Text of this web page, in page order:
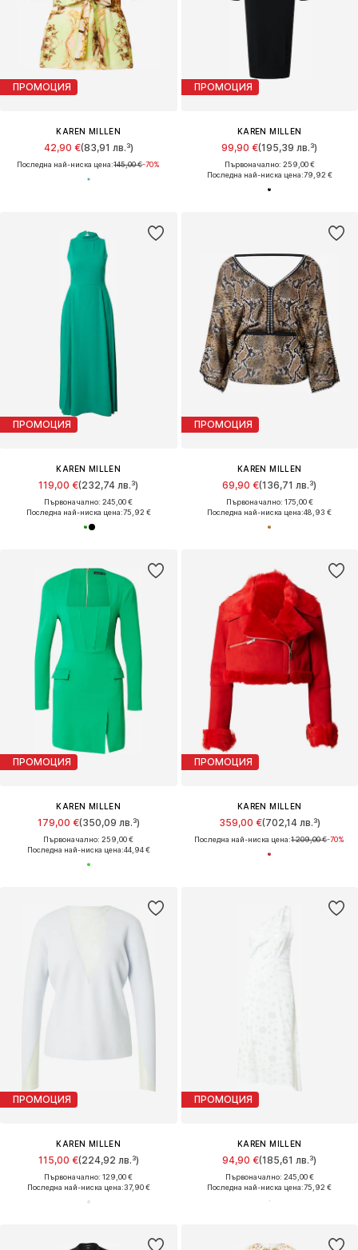
ПРОМОЦИЯ
KAREN MILLEN
42,90 €(83,91 лв.³)
Последна най-ниска цена:145,00 €-70%
ПРОМОЦИЯ
KAREN MILLEN
99,90 €(195,39 лв.³)
Първоначално: 259,00 €
Последна най-ниска цена:79,92 €
ПРОМОЦИЯ
KAREN MILLEN
119,00 €(232,74 лв.³)
Първоначално: 245,00 €
Последна най-ниска цена:75,92 €
ПРОМОЦИЯ
KAREN MILLEN
69,90 €(136,71 лв.³)
Първоначално: 175,00 €
Последна най-ниска цена:48,93 €
ПРОМОЦИЯ
KAREN MILLEN
179,00 €(350,09 лв.³)
Първоначално: 259,00 €
Последна най-ниска цена:44,94 €
ПРОМОЦИЯ
KAREN MILLEN
359,00 €(702,14 лв.³)
Последна най-ниска цена:1 209,00 €-70%
ПРОМОЦИЯ
KAREN MILLEN
115,00 €(224,92 лв.³)
Първоначално: 129,00 €
Последна най-ниска цена:37,90 €
ПРОМОЦИЯ
KAREN MILLEN
94,90 €(185,61 лв.³)
Първоначално: 245,00 €
Последна най-ниска цена:75,92 €